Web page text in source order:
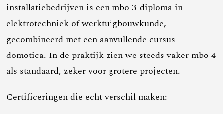
installatiebedrijven is een mbo 3-diploma in
elektrotechniek of werktuigbouwkunde,
gecombineerd met een aanvullende cursus
domotica. In de praktijk zien we steeds vaker mbo 4
als standaard, zeker voor grotere projecten.
Certificeringen die echt verschil maken: